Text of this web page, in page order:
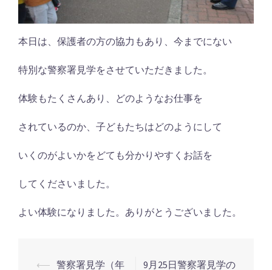
本日は、保護者の方の協力もあり、今までにない
特別な警察署見学をさせていただきました。
体験もたくさんあり、どのようなお仕事を
されているのか、子どもたちはどのようにして
いくのがよいかをどても分かりやすくお話を
してくださいました。
よい体験になりました。ありがとうございました。
⟵ 警察署見学（年
9月25日警察署見学の